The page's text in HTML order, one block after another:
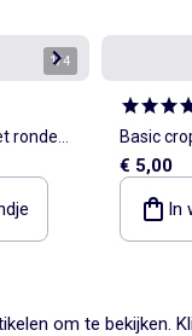
1/4
ronde
Basic
€ 5,00
In
om te bekijken.